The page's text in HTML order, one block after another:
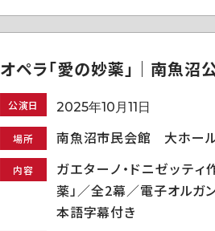
オペラ「愛の妙薬」｜南魚沼
公演日 2025年10月11日
場所 南魚沼市民会館 大ホー
内容
ガエターノ・ドニゼッテ
薬」／全2幕／電子オルガ
本語字幕付き